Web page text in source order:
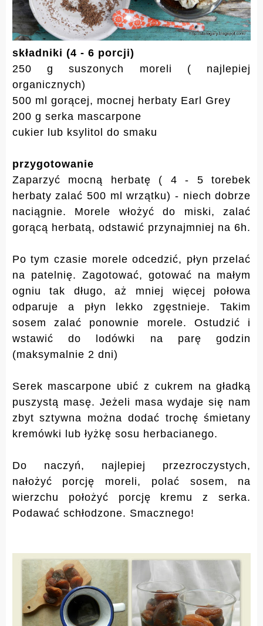
składniki (4 - 6 porcji)
250 g suszonych moreli ( najlepiej
organicznych)
500 ml gorącej, mocnej herbaty Earl Grey
200 g serka mascarpone
cukier lub ksylitol do smaku
przygotowanie
Zaparzyć mocną herbatę ( 4 - 5 torebek
herbaty zalać 500 ml wrzątku) - niech dobrze
naciągnie. Morele włożyć do miski, zalać
gorącą herbatą, odstawić przynajmniej na 6h.
Po tym czasie morele odcedzić, płyn przelać
na patelnię. Zagotować, gotować na małym
ogniu tak długo, aż mniej więcej połowa
odparuje a płyn lekko zgęstnieje. Takim
sosem zalać ponownie morele. Ostudzić i
wstawić do lodówki na parę godzin
(maksymalnie 2 dni)
Serek mascarpone ubić z cukrem na gładką
puszystą masę. Jeżeli masa wydaje się nam
zbyt sztywna można dodać trochę śmietany
kremówki lub łyżkę sosu herbacianego.
Do naczyń, najlepiej przezroczystych,
nałożyć porcję moreli, polać sosem, na
wierzchu położyć porcję kremu z serka.
Podawać schłodzone. Smacznego!